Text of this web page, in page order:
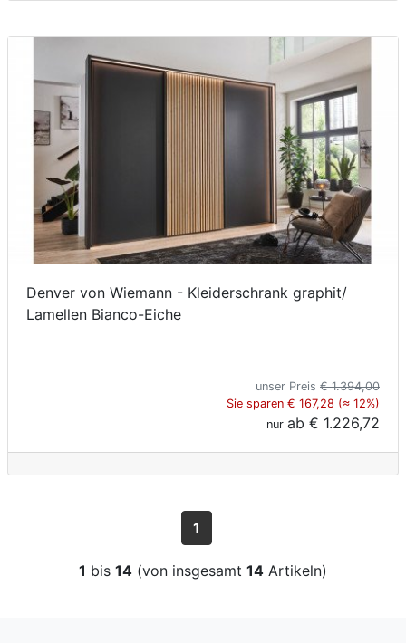
Denver von Wiemann - Kleiderschrank graphit/
Lamellen Bianco-Eiche
unser Preis € 1.394,00
Sie sparen € 167,28 (≈ 12%)
nur ab € 1.226,72
1
1 bis 14 (von insgesamt 14 Artikeln)